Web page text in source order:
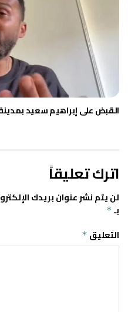
القبض على إبراهيم سعيد
اترك تعليقاً
لن يتم نشر عنوان بريدك
بـ *
التعليق *